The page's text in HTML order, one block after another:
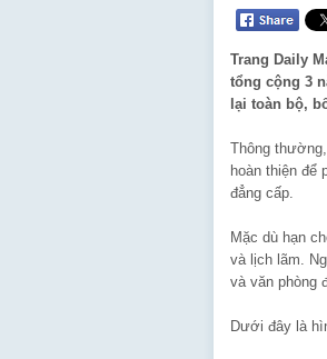
Trang Daily
tổng cộng 3
lại toàn bộ,
Thông
hoàn thiện để
đẳng cấp.
Mặc dù hạn
và lịch lãm.
và văn phòng
Dưới đây là